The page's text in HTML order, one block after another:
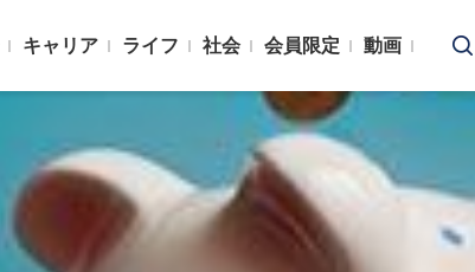
キャリア ライフ 社会 会員限定 動画